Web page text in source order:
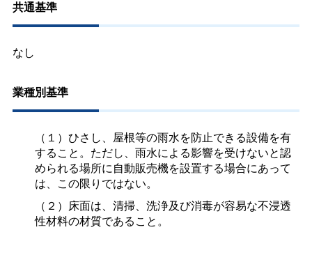
共通基準
なし
業種別基準
（１）ひさし、屋根等の雨水を防止できる設備を有
すること。ただし、雨水による影響を受けないと認
められる場所に自動販売機を設置する場合にあって
は、この限りではない。
（２）床面は、清掃、洗浄及び消毒が容易な不浸透
性材料の材質であること。